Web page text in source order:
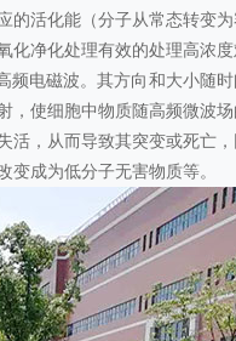
的活化能（分子从常态转变
化净化处理有效的处理高浓
频电磁波。其方向和大小随时
，使细胞中物质随高频微波
活，从而导致其突变或死亡
成为低分子无害物质等。